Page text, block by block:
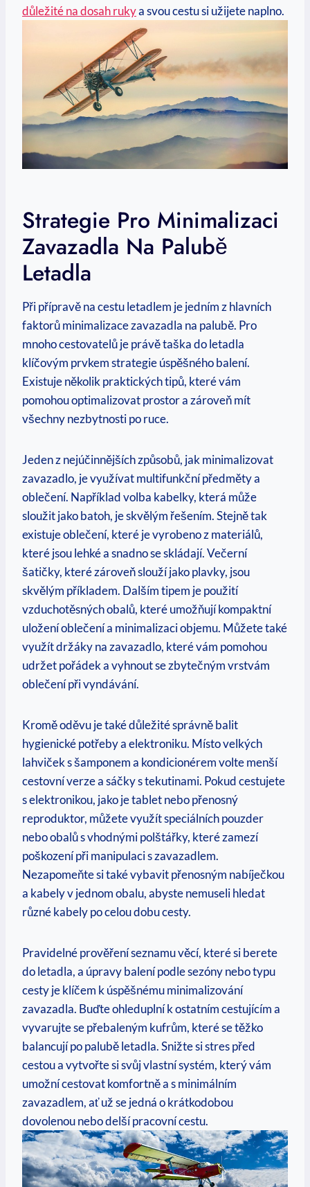
důležité⁢ na dosah ‍rukya‌ svou ‍cestu si užijete ⁤naplno.
Strategie Pro Minimalizaci⁤
Zavazadla Na Palubě
Letadla
Při přípravě na⁢ cestu letadlem je jedním z ⁣hlavních
faktorů ​minimalizace‌ zavazadla na ⁤palubě. Pro
mnoho cestovatelů je ⁤právě taška do letadla
klíčovým‍ prvkem strategie úspěšného balení.
Existuje několik praktických tipů, které⁣ vám
pomohou optimalizovat prostor a zároveň mít
‌všechny nezbytnosti po ruce.
Jeden‍ z​ nejúčinnějších způsobů, jak‌ minimalizovat
zavazadlo, ‍je využívat multifunkční předměty a
oblečení. Například volba kabelky, která může
sloužit jako batoh, je skvělým řešením. Stejně tak
existuje oblečení, které je vyrobeno z materiálů,
‌které jsou lehké a snadno se skládají. Večerní
šatičky, které zároveň slouží jako plavky, jsou
skvělým příkladem. Dalším tipem je⁤ použití
vzduchotěsných obalů, které umožňují⁤ kompaktní
uložení oblečení a minimalizaci objemu. Můžete také
využít držáky na zavazadlo, které vám pomohou
udržet pořádek a vyhnout se zbytečným ⁣vrstvám⁣
oblečení při⁤ vyndávání.
Kromě oděvu⁣ je také důležité správně balit
hygienické potřeby⁤ a elektroniku. Místo velkých
lahviček s‌ šamponem a kondicionérem volte menší
cestovní verze a sáčky s tekutinami. Pokud cestujete‌
s elektronikou, jako je tablet‌ nebo přenosný
reproduktor, můžete využít speciálních pouzder
nebo obalů s vhodnými polštářky, které zamezí
poškození při manipulaci s zavazadlem.
Nezapomeňte si také vybavit přenosným⁤ nabíječkou
a⁤ kabely v jednom obalu, ‌abyste nemuseli hledat
různé kabely ​po celou dobu cesty.
Pravidelné prověření seznamu věcí, které si berete
do letadla, a úpravy balení podle⁣ sezóny nebo typu
cesty je klíčem k úspěšnému minimalizování
zavazadla. Buďte ohleduplní k ostatním ⁢cestujícím a
‍vyvarujte se přebaleným kufrům, které se ‌těžko
balancují po palubě letadla. Snižte si stres před​
cestou a⁤ vytvořte si svůj vlastní systém, který vám
umožní cestovat komfortně a s minimálním
zavazadlem, ať už ⁤se jedná o krátkodobou
dovolenou nebo delší pracovní cestu.